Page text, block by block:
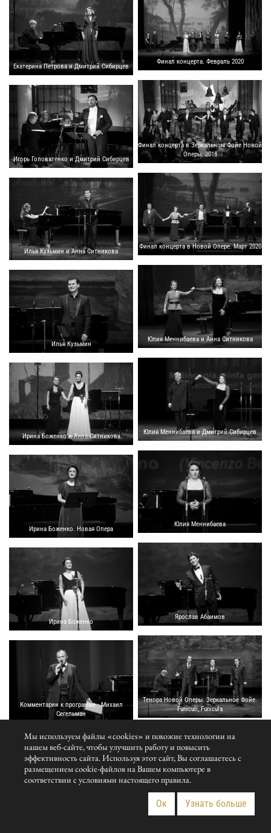
Мы используем файлы «cookies» и похожие технологии на
нашем веб-сайте, чтобы улучшить работу и повысить
эффективность сайта. Используя этот сайт, Вы соглашаетесь с
размещением cookie-файлов на Вашем компьютере в
соответствии с условиями настоящего правила.
Узнать больше
Ок
Екатерина Петрова и Дмитрий Сибирцев
Игорь Головатенко и Дмитрий Сибирцев
Илья Кузьмин и Анна Ситникова
Илья Кузьмин
Ирина Боженко и Анна Ситникова
Ирина Боженко. Новая Опера
Ирина Боженко
Комментарии к программе - Михаил
Сегельман
Финал концерта. Февраль 2020
Финал концерта в Зеркальном Фойе Новой
Оперы. 2018
Финал концерта в Новой Опере. Март 2020
Юлия Меннибаева и Анна Ситникова
Юлия Меннибаева и Дмитрий Сибирцев
Юлия Меннибаева
Ярослав Абаимов
Тенора Новой Оперы. Зеркальное Фойе.
Funiculi, Funicula
FUNICULI, FUNICULA